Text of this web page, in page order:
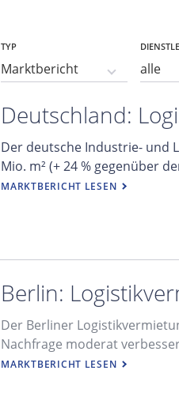
TYP
Deutschland:
Der deutsche Industrie- und
Mio. m² (+ 24 % gegenüber
MARKTBERICHT LESEN
Berlin:
Der Berliner
Nachfrage moderat
MARKTBERICHT LESEN